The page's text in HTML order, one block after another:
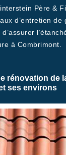
Père &
d’entretien de
à Combrimont.
rénovation de
ses environs